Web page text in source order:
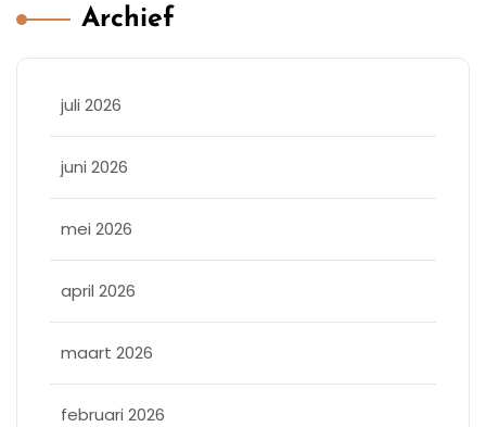
Archief
juli 2026
juni 2026
mei 2026
april 2026
maart 2026
februari 2026